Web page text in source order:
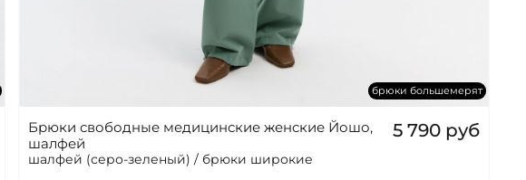
брюки большемерят
Брюки свободные медицинские женские Йошо,
шалфей
шалфей (серо-зеленый) / брюки широкие
5 790 руб